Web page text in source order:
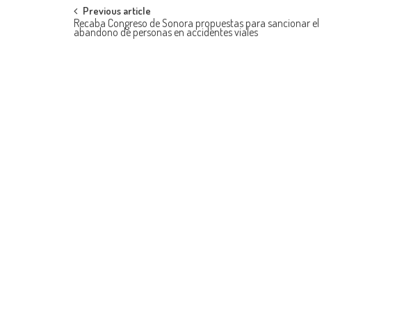
Post
navigation
Previous article
Recaba Congreso de Sonora propuestas para sancionar el
abandono de personas en accidentes viales